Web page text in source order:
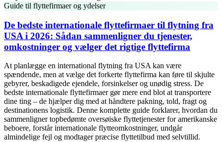
Guide til flyttefirmaer og ydelser
De bedste internationale flyttefirmaer til flytning fra
USA i 2026: Sådan sammenligner du tjenester,
omkostninger og vælger det rigtige flyttefirma
At planlægge en international flytning fra USA kan være
spændende, men at vælge det forkerte flyttefirma kan føre til skjulte
gebyrer, beskadigede ejendele, forsinkelser og unødig stress. De
bedste internationale flyttefirmaer gør mere end blot at transportere
dine ting – de hjælper dig med at håndtere pakning, told, fragt og
destinationens logistik. Denne komplette guide forklarer, hvordan du
sammenligner topbedømte oversøiske flyttetjenester for amerikanske
beboere, forstår internationale flytteomkostninger, undgår
almindelige fejl og modtager præcise flyttetilbud med selvtillid.